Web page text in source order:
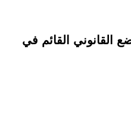
القانوني القائم في